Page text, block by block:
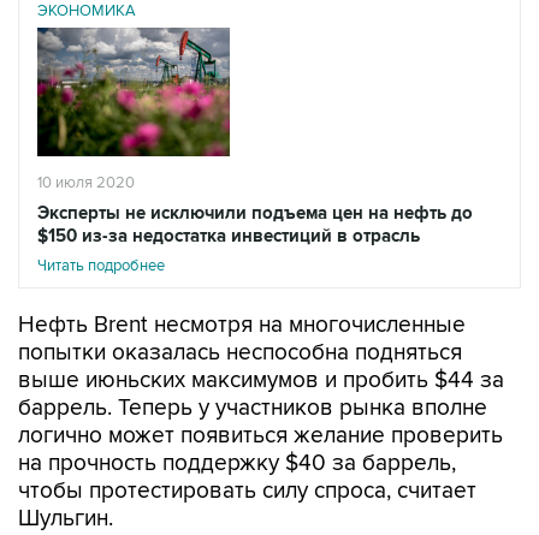
ЭКОНОМИКА
10 июля 2020
Эксперты не исключили подъема цен на нефть до
$150 из-за недостатка инвестиций в отрасль
Читать подробнее
Нефть Brent несмотря на многочисленные
попытки оказалась неспособна подняться
выше июньских максимумов и пробить $44 за
баррель. Теперь у участников рынка вполне
логично может появиться желание проверить
на прочность поддержку $40 за баррель,
чтобы протестировать силу спроса, считает
Шульгин.